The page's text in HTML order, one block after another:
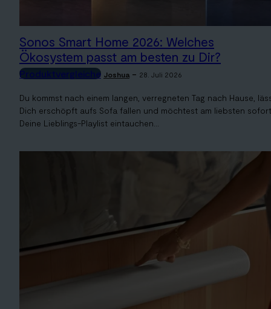
Sonos Smart Home 2026: Welches
Ökosystem passt am besten zu Dir?
Produktvergleiche Joshua - 28. Juli 2026
Du kommst nach einem langen, verregneten Tag nach Hause,
Dich erschöpft aufs Sofa fallen und möchtest am liebsten
Deine Lieblings-Playlist eintauchen...